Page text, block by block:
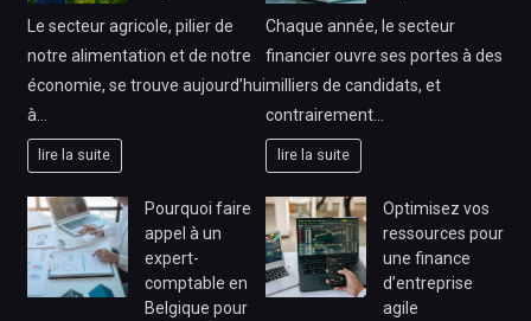
Le secteur agricole, pilier de
notre alimentation et de notre
économie, se trouve aujourd’hui
à…
lire la suite
Chaque année, le secteur
financier ouvre ses portes à des
milliers de candidats, et
contrairement…
lire la suite
Pourquoi faire
appel à un
expert-
comptable en
Belgique pour
Optimisez vos
ressources pour
une finance
d’entreprise
agile